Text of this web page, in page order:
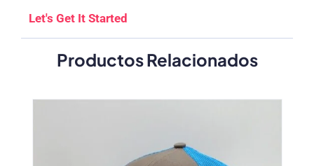
Let's Get It Started
Productos Relacionados